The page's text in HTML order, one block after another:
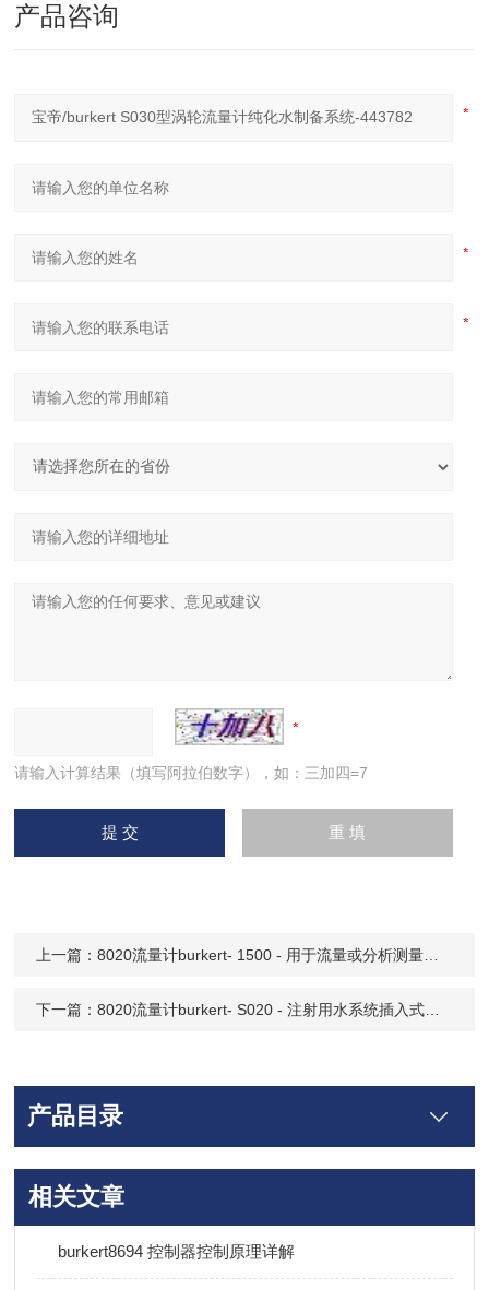
产品咨询
请输入计算结果（填写阿拉伯数字），如：三加四=7
上一篇：8020流量计burkert- 1500 - 用于流量或分析测量的 INSERTION 配件
下一篇：8020流量计burkert- S020 - 注射用水系统插入式涡轮流量计
产品目录
相关文章
burkert8694 控制器控制原理详解